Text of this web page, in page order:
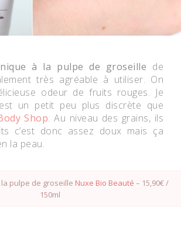
à la pulpe de groseille de
très agréable à utiliser. On
odeur de fruits rouges. Je
un petit peu plus discrète que
Shop. Au niveau des grains, ils
c’est donc assez doux mais ça
la peau.
pulpe de groseille Nuxe Bio Beauté – 15,90€ /
150ml